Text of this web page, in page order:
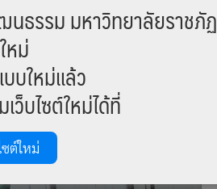
นธรรม มหาวิทยาลัยราชภัฏ
หม่
บใหม่แล้ว
ว็บไซต์ใหม่ได้ที่
ซต์ใหม่